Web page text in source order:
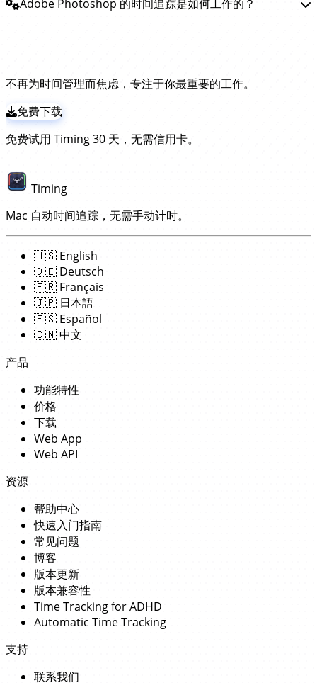
器！
你不需要安装任何插件或扩展来追踪 Adobe Photoshop
Adobe Photoshop 的时间追踪是如何工作的？
文档。 这无需安装任何扩展或插件；只需下载并安装
Timing 应用，其余一切自动完成！
不再为时间管理而焦虑，专注于你最重要的工作。
免费下载
免费试用 Timing 30 天，无需信用卡。
Timing
Mac 自动时间追踪，无需手动计时。
🇺🇸 English
🇩🇪 Deutsch
🇫🇷 Français
🇯🇵 日本語
🇪🇸 Español
🇨🇳中文
产品
功能特性
价格
下载
Web App
Web API
资源
帮助中心
快速入门指南
常见问题
博客
版本更新
版本兼容性
Time Tracking for ADHD
Automatic Time Tracking
支持
联系我们